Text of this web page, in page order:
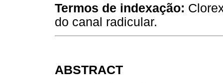
Termos de indexação:
do canal radicular.
ABSTRACT